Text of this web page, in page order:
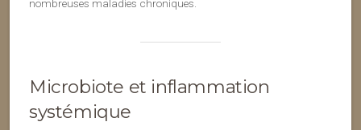
nombreuses maladies chroniques.
Microbiote et inflammation
systémique